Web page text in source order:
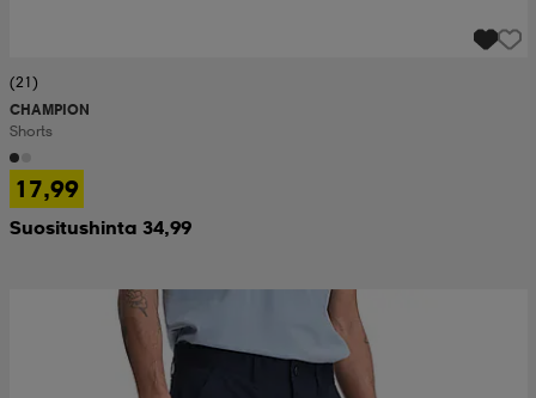
(21)
CHAMPION
Shorts
17,99
Suositushinta 34,99